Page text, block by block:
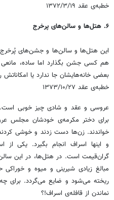
خطبه‌ی عقد ۱۳۷۲/۳/۱۹
۶. هتل‌ها و سالن‌های پرخرج
این هتل‌ها و سالن‌ها و جشن‌های
هم کسی جشن بگذارد اما ساده،
بعضی خانه‌هایشان جا ندارد یا امکاناتش
خطبه‌ی عقد ۱۳۷۳/۱۰/۲۷
عروسی و عقد و شادی چیز خوبی است.
برای دختر مکرمه‌ی‌ خودشان مجلس
خواندند. زن‌ها دست زدند و خوشی
و اینها اسراف انجام بگیرد. یکی
گران‌قیمت است. در هتل‌ها، در این
مبالغ زیادی شیرینی و میوه و
ریخته می‌شود و ضایع می‌گردد.
نماندن از قافله‌ی اسراف!؟